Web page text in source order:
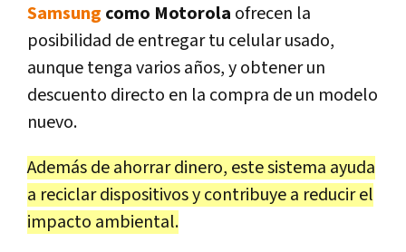
Samsung como Motorola ofrecen la
posibilidad de entregar tu celular usado,
aunque tenga varios años, y obtener un
descuento directo en la compra de un modelo
nuevo.
Además de ahorrar dinero, este sistema ayuda
a reciclar dispositivos y contribuye a reducir el
impacto ambiental.